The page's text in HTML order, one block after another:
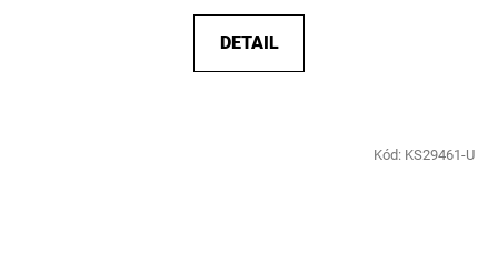
DETAIL
Kód: KS29461-U